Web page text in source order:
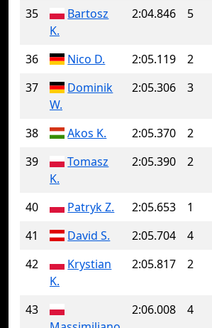
35
Bartosz
K.
2:04.846 5
36 Nico D. 2:05.119 2
37
Dominik
W.
2:05.306 3
38 Akos K. 2:05.370 2
39
Tomasz
K.
2:05.390 2
40 Patryk Z. 2:05.653 1
41
David S. 2:05.704 4
42
Krystian
K.
2:05.817 2
43
2:06.008 4